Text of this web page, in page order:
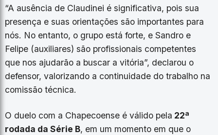
“A ausência de Claudinei é significativa, pois sua
presença e suas orientações são importantes para
nós. No entanto, o grupo está forte, e Sandro e
Felipe (auxiliares) são profissionais competentes
que nos ajudarão a buscar a vitória”, declarou o
defensor, valorizando a continuidade do trabalho na
comissão técnica.
O duelo com a Chapecoense é válido pela 22ª
rodada da Série B, em um momento em que o